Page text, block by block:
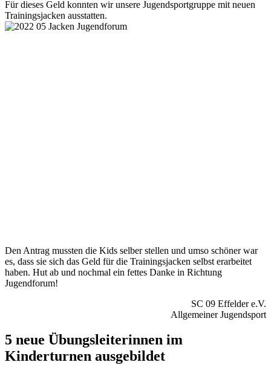
Für dieses Geld konnten wir unsere Jugendsportgruppe mit neuen
Trainingsjacken ausstatten.
Den Antrag mussten die Kids selber stellen und umso schöner war
es, dass sie sich das Geld für die Trainingsjacken selbst erarbeitet
haben. Hut ab und nochmal ein fettes Danke in Richtung
Jugendforum!
SC 09 Effelder e.V.
Allgemeiner Jugendsport
5 neue Übungsleiterinnen im
Kinderturnen ausgebildet